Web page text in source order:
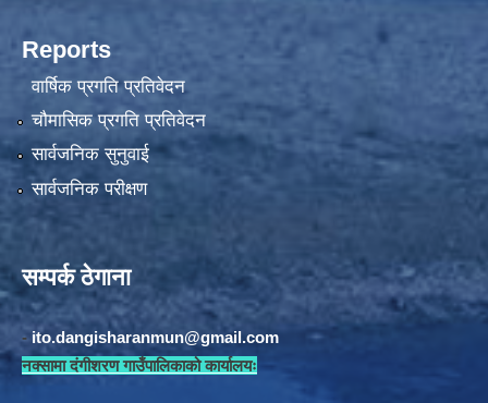
Reports
वार्षिक प्रगति प्रतिवेदन
चौमासिक प्रगति प्रतिवेदन
सार्वजनिक सुनुवाई
सार्वजनिक परीक्षण
सम्पर्क ठेगाना
- ito.dangisharanmun@gmail.com
नक्सामा दंगीशरण गाउँपालिकाको कार्यालयः